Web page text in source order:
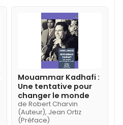
Mouammar Kadhafi :
Une tentative pour
changer le monde
de Robert Charvin
(Auteur), Jean Ortiz
(Préface)